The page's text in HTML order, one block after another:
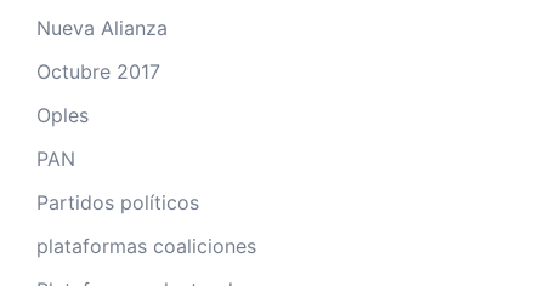
Nueva Alianza
Octubre 2017
Oples
PAN
Partidos políticos
plataformas coaliciones